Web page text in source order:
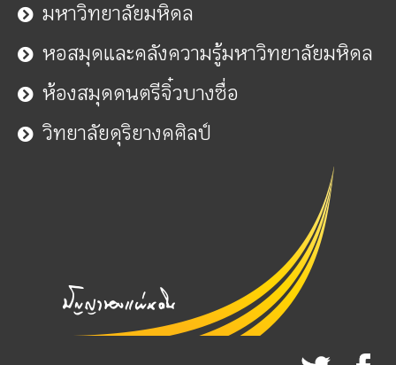
มหาวิทยาลัยมหิดล
หอสมุดและคลังความรู้มหาวิทยาลัยมหิดล
ห้องสมุดดนตรีจิ๋วบางซื่อ
วิทยาลัยดุริยางคศิลป์